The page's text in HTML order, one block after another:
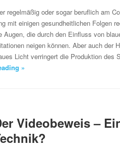
regelmäßig oder sogar beruflich am
mit einigen gesundheitlichen Folgen
Augen, die durch den Einfluss von
neigen können. Aber auch der
Licht verringert die Produktion
»
Videobeweis –